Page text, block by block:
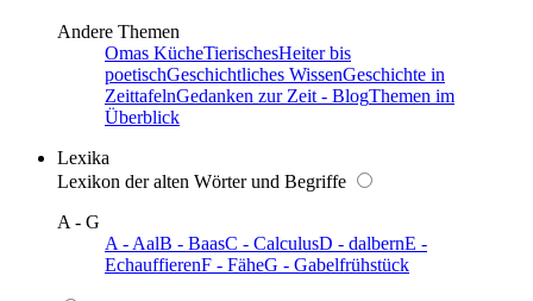
Andere Themen
Omas KücheTierischesHeiter bis
poetischGeschichtliches WissenGeschichte in
ZeittafelnGedanken zur Zeit - BlogThemen im
Überblick
Lexika
Lexikon der alten Wörter und Begriffe
A - G
A - AalB - BaasC - CalculusD - dalbernE -
EchauffierenF - FäheG - Gabelfrühstück